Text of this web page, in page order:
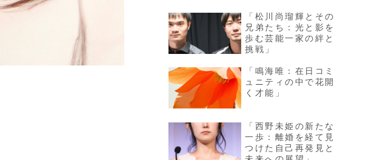
「松川尚瑠輝とその
兄弟たち：光と影を
歩む芸能一家の絆と
挑戦」
「鳴海唯：在日コミ
ュニティの中で花開
く才能」
「西野未姫の新たな
一歩：離婚を経て見
つけた自己再発見と